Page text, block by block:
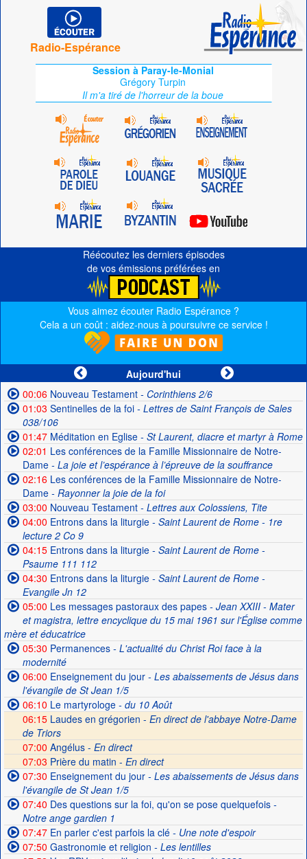
Radio-Espérance
Session à Paray-le-Monial
Grégory Turpin
Il m'a tiré de l'horreur de la boue
Réécoutez les derniers épisodes
de vos émissions préférées en
Vous aimez écouter Radio Espérance ?
Cela a un coût : aidez-nous à poursuivre ce service !
Aujourd'hui
00:06Nouveau Testament- Corinthiens 2/6
01:03 Sentinelles de la foi- Lettres de Saint François de Sales
038/106
01:47Méditation en Eglise- St Laurent, diacre et martyr à Rome
02:01 Les conférences de la Famille Missionnaire de Notre-
Dame- La joie et l’espérance à l’épreuve de la souffrance
02:16Les conférences de la Famille Missionnaire de Notre-
Dame- Rayonner la joie de la foi
03:00 Nouveau Testament- Lettres aux Colossiens, Tite
04:00 Entrons dans la liturgie- Saint Laurent de Rome - 1re
lecture 2 Co 9
04:15Entrons dans la liturgie- Saint Laurent de Rome -
Psaume 111 112
04:30 Entrons dans la liturgie- Saint Laurent de Rome -
Evangile Jn 12
05:00 Les messages pastoraux des papes- Jean XXIII - Mater
et magistra, lettre encyclique du 15 mai 1961 sur l'Église comme
mère et éducatrice
05:30 Permanences- L'actualité du Christ Roi face à la
modernité
06:00 Enseignement du jour- Les abaissements de Jésus dans
l'évangile de St Jean 1/5
06:10 Le martyrologe- du 10 Août
06:15Laudes en grégorien - En direct de l'abbaye Notre-Dame
de Triors
07:00 Angélus - En direct
07:03 Prière du matin - En direct
07:30 Enseignement du jour- Les abaissements de Jésus dans
l'évangile de St Jean 1/5
07:40 Des questions sur la foi, qu'on se pose quelquefois-
Notre ange gardien 1
07:47En parler c'est parfois la clé- Une note d'espoir
07:50 Gastronomie et religion - Les lentilles